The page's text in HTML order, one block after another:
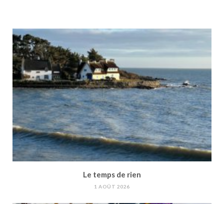
Le temps de rien
1 AOÛT 2026